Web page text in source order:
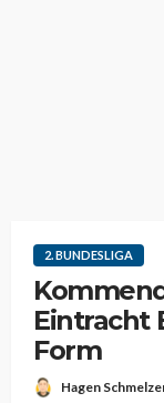
2. BUNDESLIGA
Eintracht
Form
Hagen